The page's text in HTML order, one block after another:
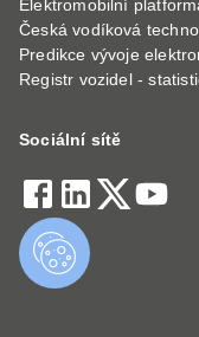
Elektromobilní
Česká vodíková
Predikce vývoje
Registr vozidel -
Sociální sítě